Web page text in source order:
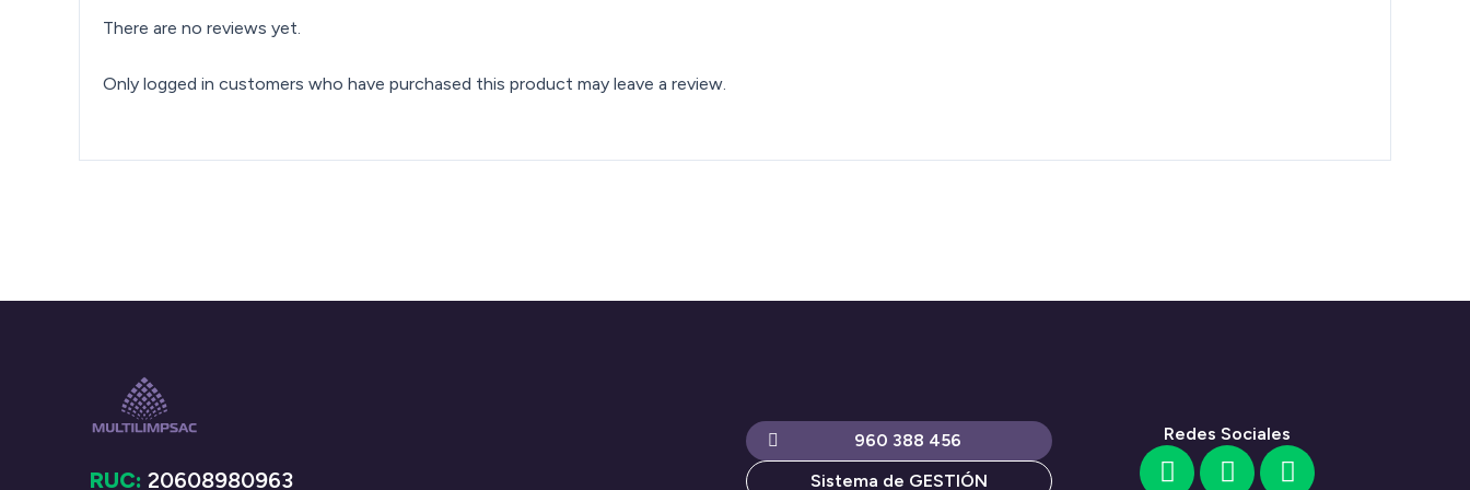
There are no reviews yet.
Only logged in customers who have purchased this product may leave a review.
RUC: 20608980963
960 388 456
Sistema de GESTIÓN
Redes Sociales